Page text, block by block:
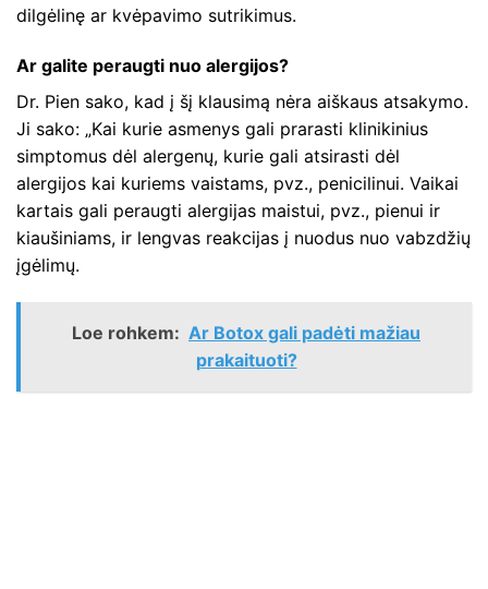
dilgėlinę ar kvėpavimo sutrikimus.
Ar galite peraugti nuo alergijos?
Dr. Pien sako, kad į šį klausimą nėra aiškaus atsakymo.
Ji sako: „Kai kurie asmenys gali prarasti klinikinius
simptomus dėl alergenų, kurie gali atsirasti dėl
alergijos kai kuriems vaistams, pvz., penicilinui. Vaikai
kartais gali peraugti alergijas maistui, pvz., pienui ir
kiaušiniams, ir lengvas reakcijas į nuodus nuo vabzdžių
įgėlimų.
Loe rohkem: Ar Botox gali padėti mažiau
prakaituoti?